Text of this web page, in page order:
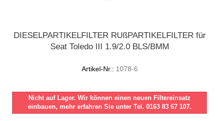
DIESELPARTIKELFILTER RUßPARTIKELFILTER für
Seat Toledo III 1.9/2.0 BLS/BMM
Artikel-Nr.: 1078-6
Nicht auf Lager. Wir können einen neuen Filtereinsatz
einbauen, mehr erfahren Sie unter Tel. 0163 83 67 107.